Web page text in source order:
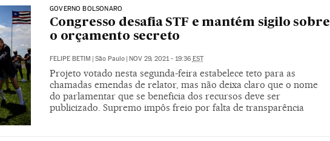
GOVERNO BOLSONARO
Congresso desafia STF e mantém sigilo sobre
o orçamento secreto
FELIPE BETIM | São Paulo | NOV 29, 2021 - 19:36 EST
Projeto votado nesta segunda-feira estabelece teto para as
chamadas emendas de relator, mas não deixa claro que o nome
do parlamentar que se beneficia dos recursos deve ser
publicizado. Supremo impôs freio por falta de transparência